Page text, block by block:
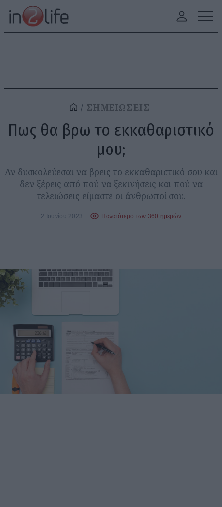
ΣΗΜΕΙΩΣΕΙΣ
Πως θα βρω το εκκαθαριστικό
μου;
Αν δυσκολεύεσαι να βρεις το εκκαθαριστικό σου και
δεν ξέρεις από πού να ξεκινήσεις και πού να
τελειώσεις είμαστε οι άνθρωποί σου.
2 Ιουνίου 2023 Παλαιότερο των 360 ημερών